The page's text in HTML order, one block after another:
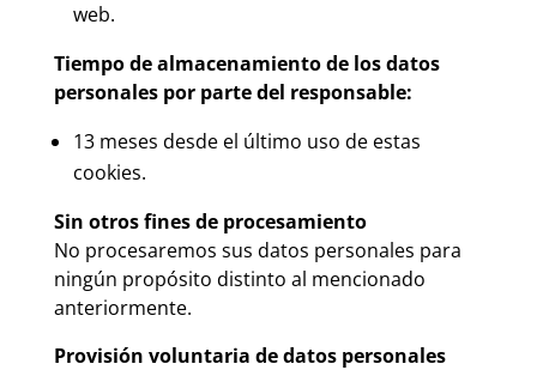
web.
Tiempo de almacenamiento de los datos
personales por parte del responsable:
13 meses desde el último uso de estas
cookies.
Sin otros fines de procesamiento
No procesaremos sus datos personales para
ningún propósito distinto al mencionado
anteriormente.
Provisión voluntaria de datos personales